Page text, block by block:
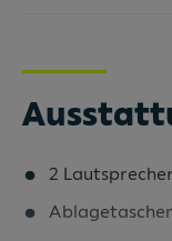
2 Lautsprecher